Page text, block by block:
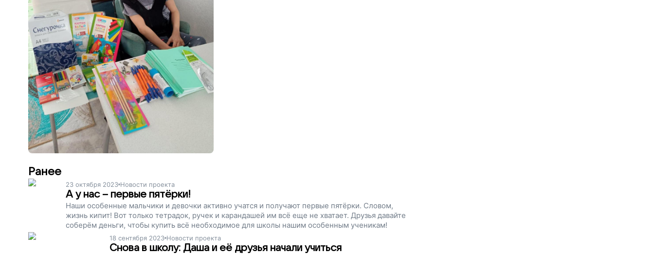
Ранее
23 октября 2023 Новости проекта
А у нас – первые пятёрки!
Наши особенные мальчики и девочки активно учатся и получают первые пятёрки. Словом,
жизнь кипит! Вот только тетрадок, ручек и карандашей им всё еще не хватает. Друзья давайте
соберём деньги, чтобы купить всё необходимое для школы нашим особенным ученикам!
18 сентября 2023 Новости проекта
Снова в школу: Даша и её друзья начали учиться